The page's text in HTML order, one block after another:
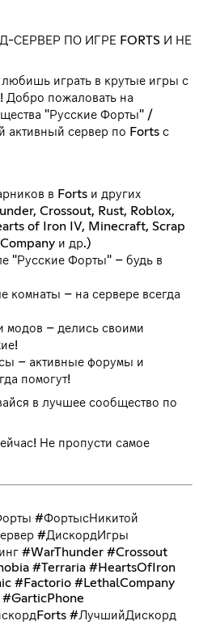
СЕРВЕР ПО ИГРЕ FORTS И НЕ
играть в крутые игры с
Добро пожаловать на
"Русские Форты" /
сервер по Forts с
в Forts и других
Crossout, Rust, Roblox,
of Iron IV, Minecraft, Scrap
и др.)
"Русские Форты" – будь в
– на сервере всегда
модов – делись своими
– активные форумы и
помогут!
в лучшее сообщество по
Не пропусти самое
#ФортысНикитой
#ДискордИгры
#WarThunder #Crossout
#Terraria #HeartsOfIron
#Factorio #LethalCompany
#GarticPhone
#ЛучшийДискорд